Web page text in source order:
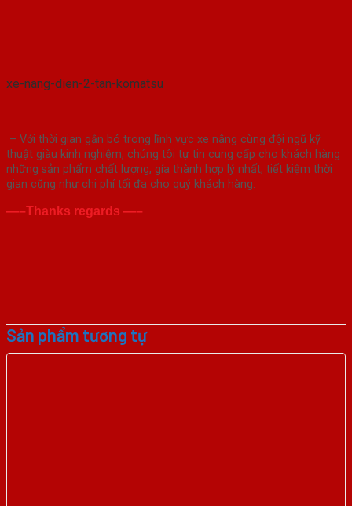
xe-nang-dien-2-tan-komatsu
– Với thời gian gắn bó trong lĩnh vực xe nâng cùng đội ngũ kỹ
thuật giàu kinh nghiệm, chúng tôi tự tin cung cấp cho khách hàng
những sản phẩm chất lượng, gía thành hợp lý nhất, tiết kiệm thời
gian cũng như chi phí tối đa cho quý khách hàng.
—–Thanks regards —–
Sản phẩm tương tự